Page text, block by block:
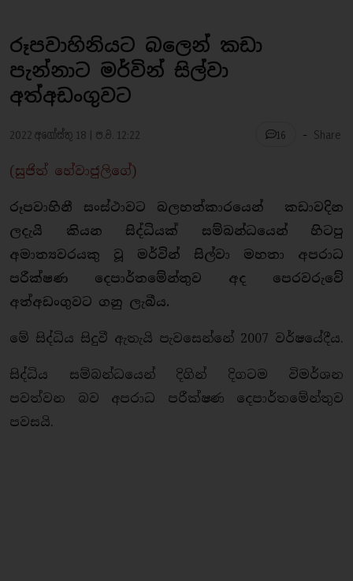
රූපවාහිනියට බලෙන් කඩා
පැන්නාට මර්වින් සිල්වා
අත්අඩංගුවට
2022 අගෝස්තු 18 | ප.ව. 12:22 16 - Share
(සුජිත් හේවාජුලිගේ)
රූපවාහිනී සංස්ථාවට බලහත්කාරයෙන් කඩාවදින
ලදැයි කියන සිද්ධියක් සම්බන්ධයෙන් හිටපු
අමාත්‍යවරයකු වූ මර්වින් සිල්වා මහතා අපරාධ
පරීක්ෂණ දෙපාර්තමේන්තුව අද පෙරවරුවේ
අත්අඩංගුවට ගනු ලැබීය.
මේ සිද්ධිය සිදුවී ඇතැයි පැවසෙන්නේ 2007 වර්ෂයේදීය.
සිද්ධිය සම්බන්ධයෙන් දිගින් දිගටම විමර්ශන
පවත්වන බව අපරාධ පරීක්ෂණ දෙපාර්තමේන්තුව
පවසයි.